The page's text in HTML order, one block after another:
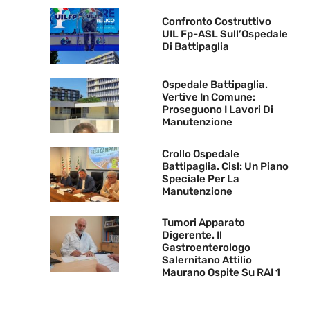
Confronto Costruttivo
UIL Fp-ASL Sull’Ospedale
Di Battipaglia
Ospedale Battipaglia.
Vertive In Comune:
Proseguono I Lavori Di
Manutenzione
Crollo Ospedale
Battipaglia. Cisl: Un Piano
Speciale Per La
Manutenzione
Tumori Apparato
Digerente. Il
Gastroenterologo
Salernitano Attilio
Maurano Ospite Su RAI 1